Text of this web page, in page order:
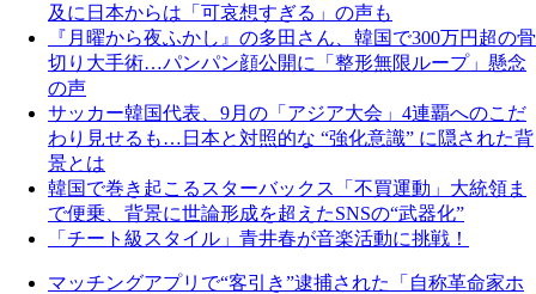
及に日本からは「可哀想すぎる」の声も
『月曜から夜ふかし』の多田さん、韓国で300万円超の骨
切り大手術…パンパン顔公開に「整形無限ループ」懸念
の声
サッカー韓国代表、9月の「アジア大会」4連覇へのこだ
わり見せるも…日本と対照的な “強化意識” に隠された背
景とは
韓国で巻き起こるスターバックス「不買運動」大統領ま
で便乗、背景に世論形成を超えたSNSの“武器化”
「チート級スタイル」青井春が音楽活動に挑戦！
マッチングアプリで“客引き”逮捕された「自称革命家ホ